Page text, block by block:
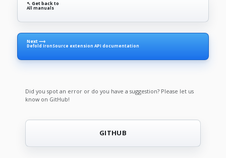
↖ Get back to
All manuals
Next ⟶
Defold IronSource extension API documentation
Did you spot an error or do you have a suggestion? Please let us
know on GitHub!
GITHUB